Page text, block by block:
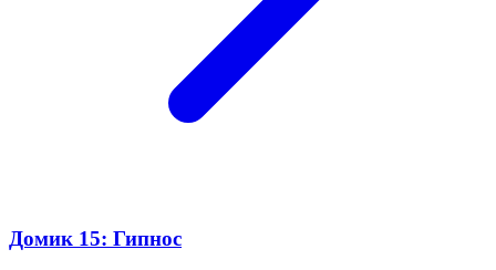
Домик 15: Гипнос